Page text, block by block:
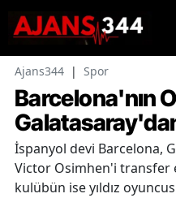
Ajans344 | Spor
Barcelona'nın
İspanyol devi Barcelona,
Victor Osimhen'i transfer
kulübün ise yıldız